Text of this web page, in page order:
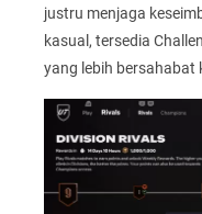
justru menjaga
kasual, tersedia
yang lebih bersahabat